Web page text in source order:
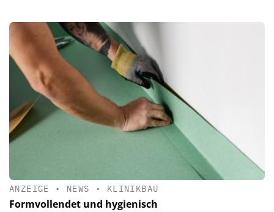
ANZEIGE • NEWS • KLINIKBAU
Formvollendet und hygienisch